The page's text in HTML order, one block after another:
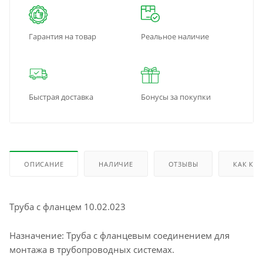
Гарантия на товар Реальное наличие
Быстрая доставка Бонусы за покупки
ОПИСАНИЕ НАЛИЧИЕ ОТЗЫВЫ КАК
Труба с фланцем 10.02.023
Назначение: Труба с фланцевым соединением для
монтажа в трубопроводных системах.